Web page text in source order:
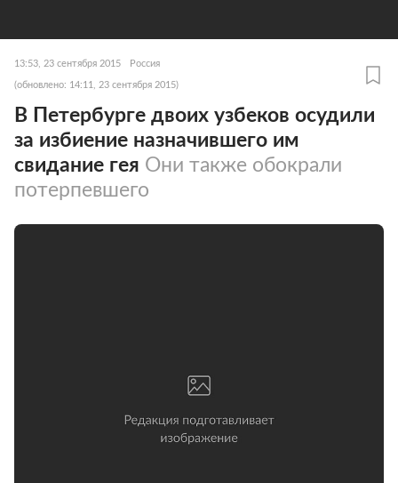
13:53, 23 сентября 2015 Россия
(обновлено: 14:11, 23 сентября 2015)
В Петербурге двоих узбеков осудили
за избиение назначившего им
свидание гея Они также обокрали
потерпевшего